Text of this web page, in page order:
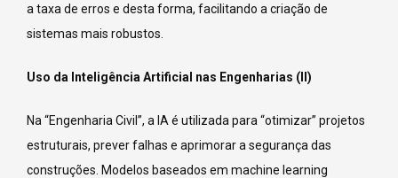
a taxa de erros e desta forma, facilitando a criação de
sistemas mais robustos.
Uso da Inteligência Artificial nas Engenharias (II)
Na “Engenharia Civil”, a IA é utilizada para “otimizar” projetos
estruturais, prever falhas e aprimorar a segurança das
construções. Modelos baseados em machine learning